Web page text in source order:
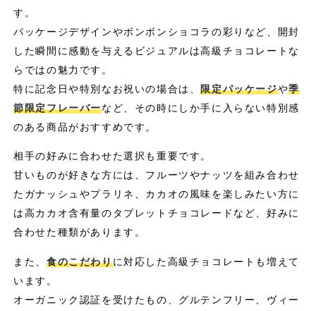
す。
パッケージデザインやボンボンショコラの彩りなど、開封
した瞬間に感動を与えるビジュアルは高級チョコレートな
らではの魅力です。
特に記念日や特別なお祝いの場合は、限定パッケージや季
節限定フレーバーなど、その時にしか手に入らない特別感
のある商品がおすすめです。
相手の好みに合わせた選択も重要です。
甘いものが好きな方には、フルーツやナッツを組み合わせ
たガナッシュやプラリネ、カカオの風味を楽しみたい方に
は高カカオ含有量のタブレットチョコレードなど、好みに
合わせた種類があります。
また、 食のこだわりに対応した高級チョコレートも増えて
います。
オーガニック認証を受けたもの、グルテンフリー、ヴィー